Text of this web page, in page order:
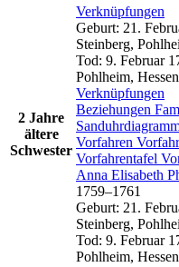
2 Jahre
ältere
Schwester
Verknüpfungen
Geburt: 21.
Steinberg,
Tod: 9. Februar
Pohlheim,
Verknüpfungen
Beziehungen
Vorfahren
Vorfahrentafel
Anna Elisabeth
1759–1761
Geburt: 21.
Steinberg,
Tod: 9. Februar
Pohlheim,